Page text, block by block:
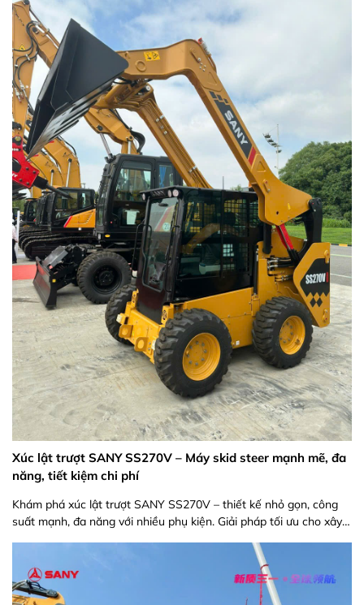
Xúc lật trượt SANY SS270V – Máy skid steer mạnh mẽ, đa
năng, tiết kiệm chi phí
Khám phá xúc lật trượt SANY SS270V – thiết kế nhỏ gọn, công
suất mạnh, đa năng với nhiều phụ kiện. Giải pháp tối ưu cho xây